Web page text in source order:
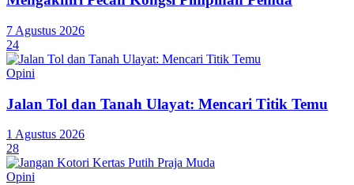
7 Agustus 2026
24
Opini
Jalan Tol dan Tanah Ulayat: Mencari Titik Temu
1 Agustus 2026
28
Opini